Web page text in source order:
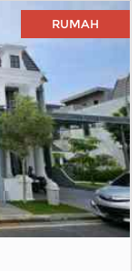
RUMAH